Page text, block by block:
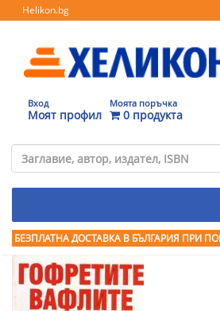
Helikon.bg
Вход
Моят профил
Моята поръчка
0 продукта
БЕЗПЛАТНА ДОСТАВКА В БЪЛГАРИЯ ПРИ